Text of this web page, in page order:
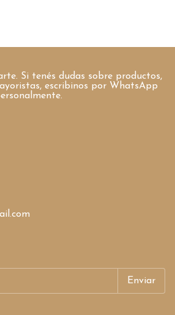
Si tenés dudas sobre productos,
escribinos por WhatsApp